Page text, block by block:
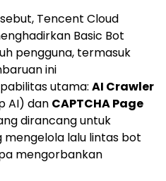
Tencent Cloud
Basic Bot
pengguna, termasuk
ini
utama: AI Crawler
AI) dan CAPTCHA Page
dirancang untuk
lalu lintas bot
mengorbankan